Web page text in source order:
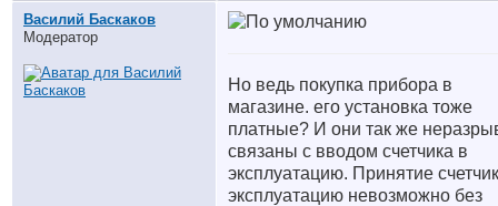
Василий Баскаков
Модератор
Но ведь покупка прибора в
магазине. его установка тоже
платные? И они так же
связаны с вводом счетчика в
эксплуатацию. Принятие
эксплуатацию невозможно без